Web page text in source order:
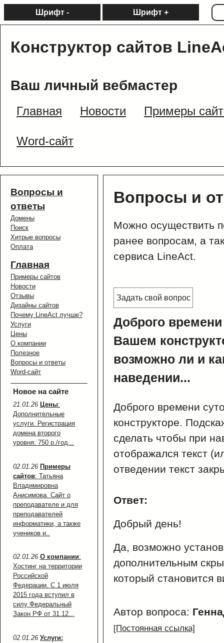
Шрифт - Шрифт +
Конструктор сайтов
Ваш личный вебмастер
Главная Новости Примеры
Word-сайт
Вопросы и
ответы
Домены
Поиск
Хитрые вопросы
Оплата
Главная
Примеры сайтов
Новости
Отзывы
Дизайны сайтов
Почему LineAct лучше?
Услуги
Цены
О компании
Полезное
Вопросы и ответы
Word-сайт
Новое на сайте
21.01.26 Цены:
Дополнительные
услуги. Регистрация
домена второго
уровня: 750 р./год...
02.01.26 Примеры
сайтов: Татьяна
Владимировна
Анисимова. Сайт о
преподавателе и для
преподавателей
информатики, а также
учеников и..
02.01.26 О компании:
Хостинг на территории
Российской
Федерации. С 1 июля
2015 года вступил в
силу Федеральный
Закон РФ от 31.12...
02.01.26 Услуги:
Вопросы и
Можно осуществить
ранее вопросам, а
сервиса LineAct.
Задать свой вопрос
Доброго
Вашем
возможно ли и
наведении...
Доброго времени
конструкторе.
сделать чтобы при
отображался текст
отведении текст
Ответ:
Добрый день!
Да, возможно
дополнительным
который становится
Автор вопроса:
[Постоянная ссылка]